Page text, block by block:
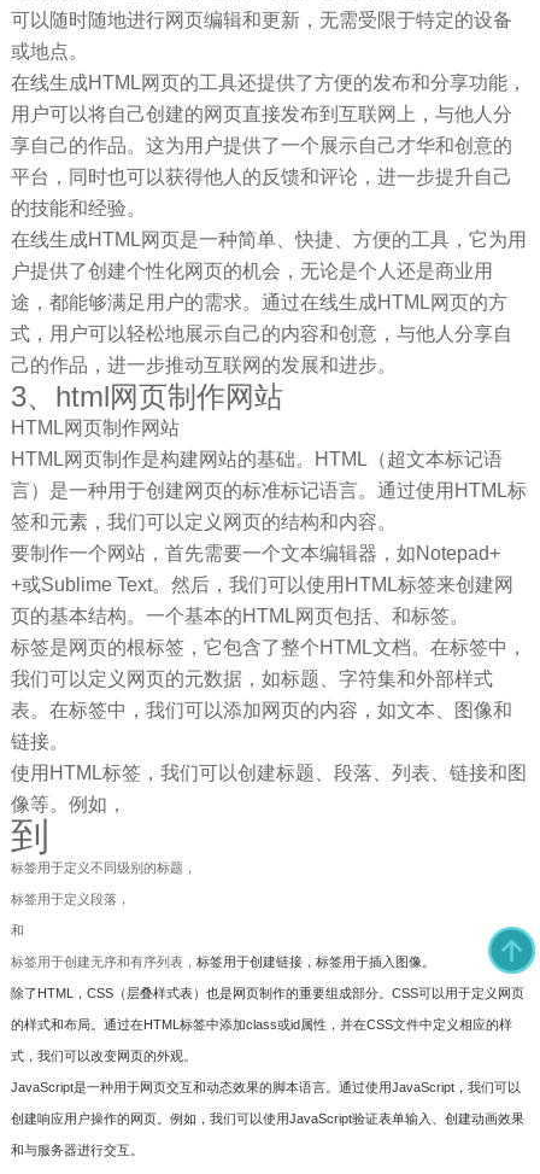
可以随时随地进行网页编辑和更新，无需受限于特定的设备
或地点。
在线生成HTML网页的工具还提供了方便的发布和分享功能，
用户可以将自己创建的网页直接发布到互联网上，与他人分
享自己的作品。这为用户提供了一个展示自己才华和创意的
平台，同时也可以获得他人的反馈和评论，进一步提升自己
的技能和经验。
在线生成HTML网页是一种简单、快捷、方便的工具，它为用
户提供了创建个性化网页的机会，无论是个人还是商业用
途，都能够满足用户的需求。通过在线生成HTML网页的方
式，用户可以轻松地展示自己的内容和创意，与他人分享自
己的作品，进一步推动互联网的发展和进步。
3、html网页制作网站
HTML网页制作网站
HTML网页制作是构建网站的基础。HTML（超文本标记语
言）是一种用于创建网页的标准标记语言。通过使用HTML标
签和元素，我们可以定义网页的结构和内容。
要制作一个网站，首先需要一个文本编辑器，如Notepad+
+或Sublime Text。然后，我们可以使用HTML标签来创建网
页的基本结构。一个基本的HTML网页包括、和标签。
标签是网页的根标签，它包含了整个HTML文档。在标签中，
我们可以定义网页的元数据，如标题、字符集和外部样式
表。在标签中，我们可以添加网页的内容，如文本、图像和
链接。
使用HTML标签，我们可以创建标题、段落、列表、链接和图
像等。例如，
到
标签用于定义不同级别的标题，
标签用于定义段落，
和
标签用于创建无序和有序列表， 标签用于创建链接， 标签用于插入图像。
除了HTML，CSS（层叠样式表）也是网页制作的重要组成部分。CSS可以用于定义网页
的样式和布局。通过在HTML标签中添加class或id属性，并在CSS文件中定义相应的样
式，我们可以改变网页的外观。
JavaScript是一种用于网页交互和动态效果的脚本语言。通过使用JavaScript，我们可以
创建响应用户操作的网页。例如，我们可以使用JavaScript验证表单输入、创建动画效果
和与服务器进行交互。